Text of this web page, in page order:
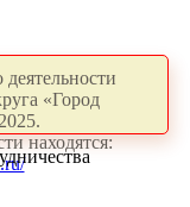
«Город
находятся: